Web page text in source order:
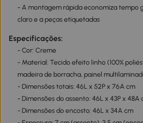
- A montagem rápida economiza tempo
claro e a peças etiquetadas
Especificações:
- Cor: Creme
- Material: Tecido efeito linho (100%
madeira de borracha, painel
- Dimensões totais: 46L x 52P x 76A cm
- Dimensões do assento: 46L x 43P x 48A
- Dimensões do encosto: 46L x 34A cm